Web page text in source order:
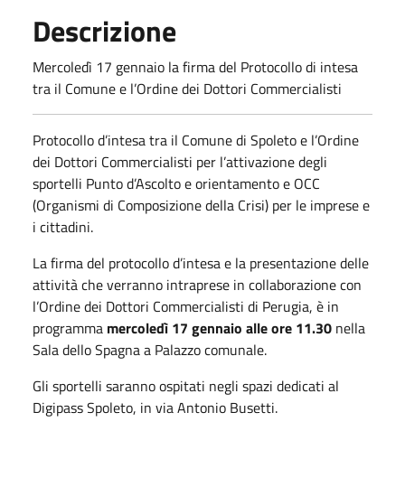
Descrizione
Mercoledì 17 gennaio la firma del Protocollo di intesa
tra il Comune e l’Ordine dei Dottori Commercialisti
Protocollo d’intesa tra il Comune di Spoleto e l’Ordine
dei Dottori Commercialisti per l’attivazione degli
sportelli Punto d’Ascolto e orientamento e OCC
(Organismi di Composizione della Crisi) per le imprese e
i cittadini.
La firma del protocollo d’intesa e la presentazione delle
attività che verranno intraprese in collaborazione con
l’Ordine dei Dottori Commercialisti di Perugia, è in
programma mercoledì 17 gennaio alle ore 11.30 nella
Sala dello Spagna a Palazzo comunale.
Gli sportelli saranno ospitati negli spazi dedicati al
Digipass Spoleto, in via Antonio Busetti.